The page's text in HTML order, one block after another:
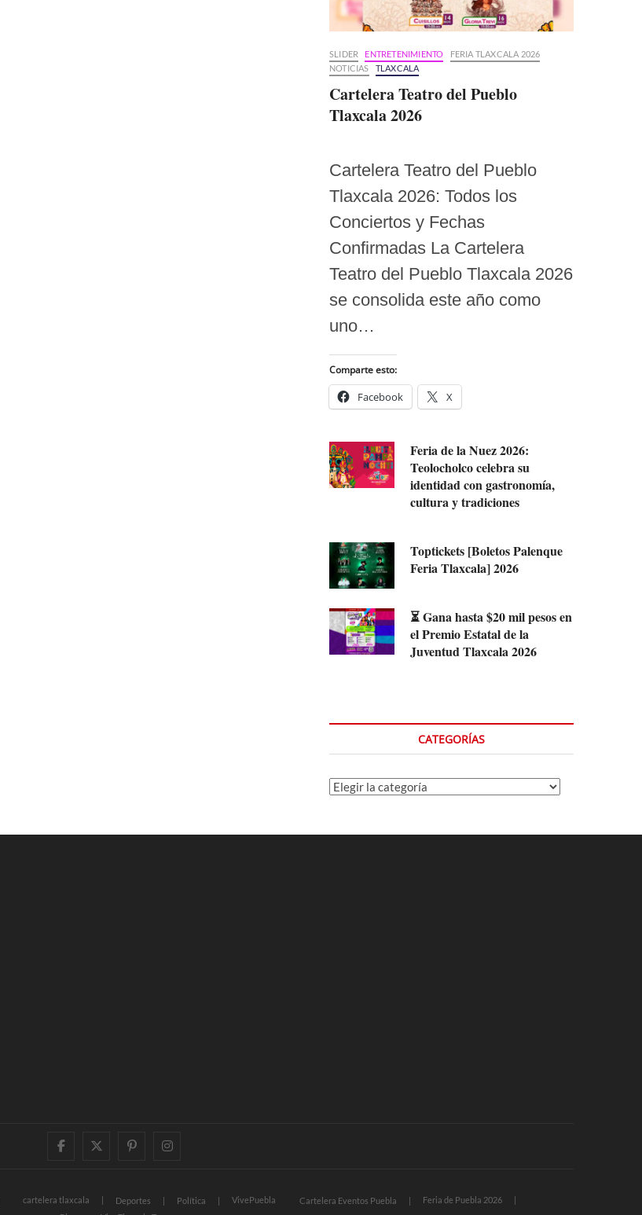
SLIDER ENTRETENIMIENTO
FERIA TLAXCALA 2026
NOTICIAS
TLAXCALA
Cartelera Teatro del Pueblo
Tlaxcala 2026
Cartelera Teatro del Pueblo
Tlaxcala 2026: Todos los
Conciertos y Fechas
Confirmadas La Cartelera
Teatro del Pueblo Tlaxcala 2026
se consolida este año como
uno…
Comparte esto:
Facebook X
Feria de la Nuez 2026:
Teolocholco celebra su
identidad con gastronomía,
cultura y tradiciones
Toptickets [Boletos Palenque
Feria Tlaxcala] 2026
⏳ Gana hasta $20 mil pesos en
el Premio Estatal de la
Juventud Tlaxcala 2026
CATEGORÍAS
Categorías
facebooktwitter
pinterestinstagram
cartelera tlaxcala Deportes Política VivePuebla Cartelera Eventos Puebla
Feria de Puebla 2026